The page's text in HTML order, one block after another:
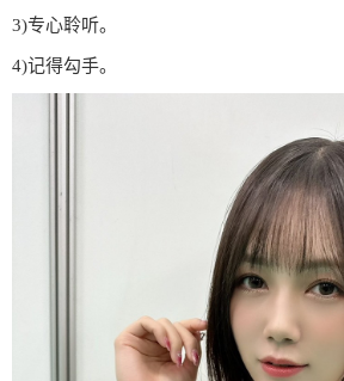
3)专心聆听。
4)记得勾手。